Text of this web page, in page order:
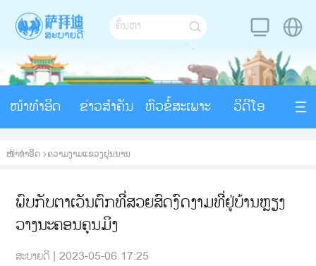
ໜ້າທຳອິດ ຂ່າວສຳຄັນ ຫົວຂໍ້ສະເພາະ ວິດີໂອ
ໜ້າທຳອິດ >ຄວາມງາມແຂວງຢຸນນານ
ພົບກັບຕາເວັນຕົກທີ່ສວຍສົດງົດງາມທີ່ຢູ່ບ້ານຫຼຽງ
ວາງນະຄອນຄຸນມິງ
ສະບາຍດີ |2023-05-06 17:25